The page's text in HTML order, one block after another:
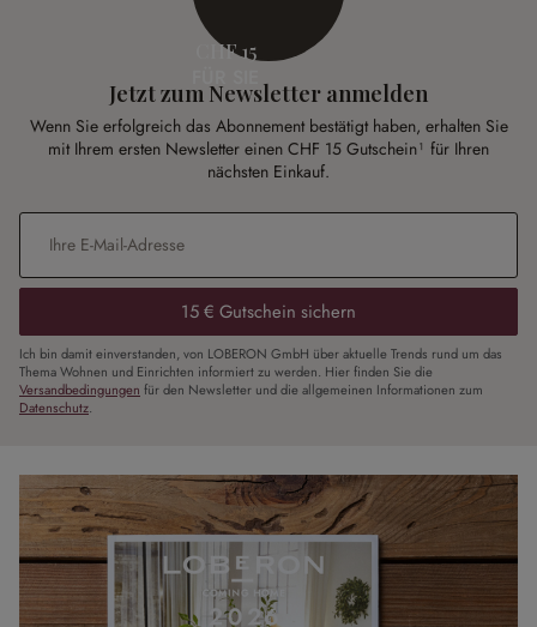
CHF 15
Jetzt zum Newsletter anmelden
Wenn Sie erfolgreich das Abonnement bestätigt haben, erhalten Sie
mit Ihrem ersten Newsletter einen CHF 15 Gutschein¹ für Ihren
nächsten Einkauf.
E-Mail-Adresse
15 € Gutschein sichern
Ich bin damit einverstanden, von LOBERON GmbH über aktuelle Trends rund um das
Thema Wohnen und Einrichten informiert zu werden. Hier finden Sie die
Versandbedingungen für den Newsletter und die allgemeinen Informationen zum
Datenschutz.